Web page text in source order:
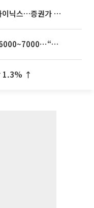
'불안과 기대 사이' 널뛰는 SK하이닉스…증권가 "HBM4·LTA 기반 펀터멘털 견고"
[주간증시전망] 다음주 코스피 6000~7000⋯“外人 수급은 정책이 변수”
1.3% ↑